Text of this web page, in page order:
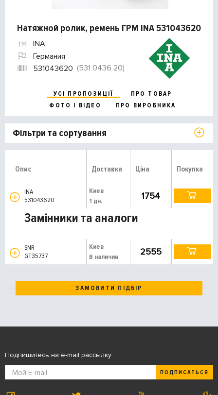
Натяжной ролик, ремень ГРМ INA 531043620
INA
Германия
531043620 (531 0436 20)
УСІ ПРОПОЗИЦІЇ
ПРО ТОВАР
ФОТО І ВІДЕО
ПРО ВИРОБНИКА
Фільтри та сортування
Опис Доставка Ціна Покупка
INA
531043620
Киев
1 дн.
1754
Замінники та аналоги
SNR
GT35737
Киев
В наличии
2555
ЗАМОВИТИ ПІДБІР
Подпишитесь на e-mail рассылку
ПОДПИСАТЬСЯ